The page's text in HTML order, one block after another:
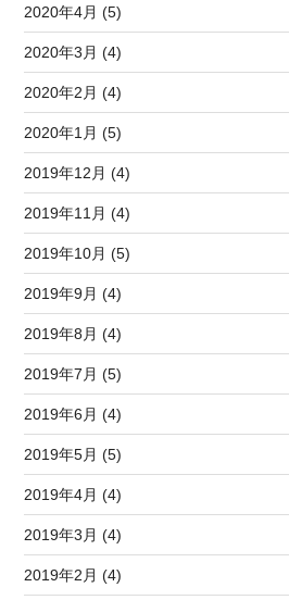
2020年4月 (5)
2020年3月 (4)
2020年2月 (4)
2020年1月 (5)
2019年12月 (4)
2019年11月 (4)
2019年10月 (5)
2019年9月 (4)
2019年8月 (4)
2019年7月 (5)
2019年6月 (4)
2019年5月 (5)
2019年4月 (4)
2019年3月 (4)
2019年2月 (4)